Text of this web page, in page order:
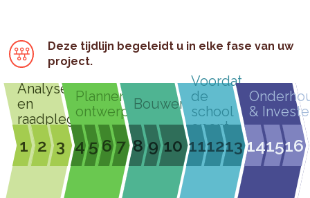
Deze tijdlijn begeleidt u in elke fase van uw
project.
Analyseren
en
raadplegen
1 2 3
Plannen &
ontwerpen
4 567
Bouwen
8 9 10
Voordat
de
school
opent
111213
&
141516